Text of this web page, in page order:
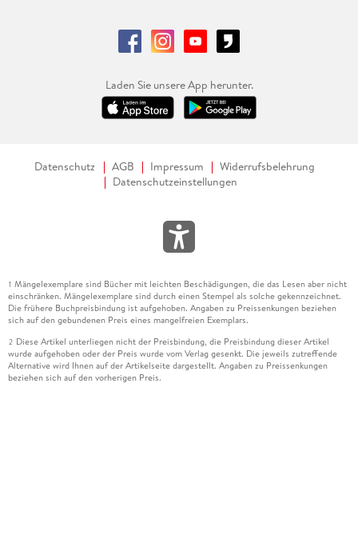
Laden Sie unsere App herunter.
Datenschutz AGB Impressum
Widerrufsbelehrung
Datenschutzeinstellungen
1 Mängelexemplare sind Bücher mit leichten Beschädigungen, die das Lesen aber nicht
einschränken. Mängelexemplare sind durch einen Stempel als solche gekennzeichnet.
Die frühere Buchpreisbindung ist aufgehoben. Angaben zu Preissenkungen beziehen
sich auf den gebundenen Preis eines mangelfreien Exemplars.
2 Diese Artikel unterliegen nicht der Preisbindung, die Preisbindung dieser Artikel
wurde aufgehoben oder der Preis wurde vom Verlag gesenkt. Die jeweils zutreffende
Alternative wird Ihnen auf der Artikelseite dargestellt. Angaben zu Preissenkungen
beziehen sich auf den vorherigen Preis.